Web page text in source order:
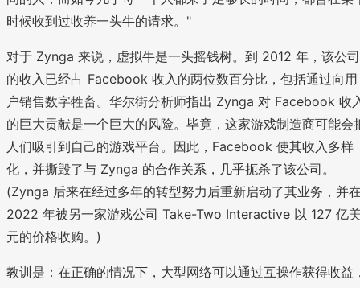
时候收到过收养一头牛的请求。"
对于 Zynga 来说，虚拟牛是一头摇钱树。到 2012 年，该公司
的收入已经占 Facebook 收入的两位数百分比，包括通过向用
户销售数字牲畜。华尔街分析师指出 Zynga 对 Facebook 收
的巨大贡献是一个巨大的风险。毕竟，这家游戏制造商可能会
人们吸引到自己的游戏平台。因此，Facebook 使其收入多样
化，并撕毁了与 Zynga 的合作关系，几乎扼杀了该公司。
(Zynga 后来在经过多年的转型努力后重新启动了其业务，并
2022 年被另一家游戏公司 Take-Two Interactive 以 127 亿
元的价格收购。)
教训是：在正确的情况下，大型网络可以通过互操作获得收益